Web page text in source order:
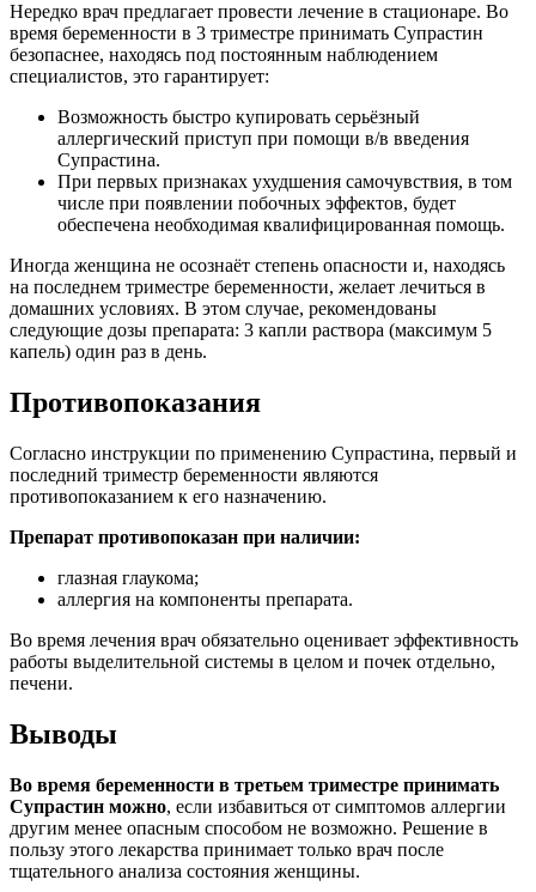
Нередко врач предлагает провести лечение в стационаре. Во
время беременности в 3 триместре принимать Супрастин
безопаснее, находясь под постоянным наблюдением
специалистов, это гарантирует:
Возможность быстро купировать серьёзный
аллергический приступ при помощи в/в введения
Супрастина.
При первых признаках ухудшения самочувствия, в том
числе при появлении побочных эффектов, будет
обеспечена необходимая квалифицированная помощь.
Иногда женщина не осознаёт степень опасности и, находясь
на последнем триместре беременности, желает лечиться в
домашних условиях. В этом случае, рекомендованы
следующие дозы препарата: 3 капли раствора (максимум 5
капель) один раз в день.
Противопоказания
Согласно инструкции по применению Супрастина, первый и
последний триместр беременности являются
противопоказанием к его назначению.
Препарат противопоказан при наличии:
глазная глаукома;
аллергия на компоненты препарата.
Во время лечения врач обязательно оценивает эффективность
работы выделительной системы в целом и почек отдельно,
печени.
Выводы
Во время беременности в третьем триместре принимать
Супрастин можно, если избавиться от симптомов аллергии
другим менее опасным способом не возможно. Решение в
пользу этого лекарства принимает только врач после
тщательного анализа состояния женщины.